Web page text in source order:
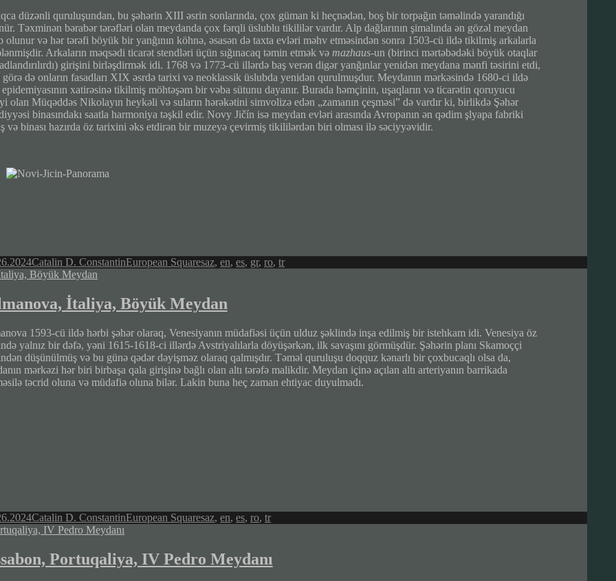
düzənli quruluşundan, bu şəhərin XIII əsrin sonlarında, çox güman ki heçnədən, boş bir torpağın təməlində yarandığı
Təxminən bərabər tərəfləri olan meydanda çox fərqli üslublu tikililər vardır. Alp dağlarının şimalında ən gözəl meydan
olunur və hər tərəfi böyük bir yanğının köhnə, əsasən də taxta evləri məhv etməsindən sonra 1503-cü ildə tikilmiş arkalarla
Arkaların məqsədi ticarət stendləri üçün sığınacaq təmin etmək və mazhaus-un (birinci mərtəbədəki böyük otaqlar
girişini birləşdirmək idi. 1768 və 1773-cü illərdə baş verən digər yanğınlar yenidən meydana mənfi təsirini etdi,
görə də onların fasadları XIX əsrdə tarixi və neoklassik üslubda yenidən qurulmuşdur. Meydanın mərkəsində 1680-ci ildə
xatirəsinə tikilmiş möhtəşəm bir vəba sütunu dayanır. Burada həmçinin, uşaqların və ticarətin qoruyucu
olan Müqəddəs Nikolayın heykəli və suların hərəkətini simvolizə edən „zamanın çeşməsi” də vardır ki, birlikdə Şəhər
binasındakı saatla harmoniya təşkil edir. Novy Jičín isə meydan evləri arasında Avropanın ən qədim şlyapa fabriki
və binası hazırda öz tarixini əks etdirən bir muzeyə çevirmiş tikililərdən biri olması ilə səciyyəvidir.
Author
Catalin D. ConstantinCategories
European SquaresTags
az,en,es, gr,ro,tr
İtaliya, Böyük Meydan
1593-cü ildə hərbi şəhər olaraq, Venesiyanın müdafiəsi üçün ulduz şəklində inşa edilmiş bir istehkam idi. Venesiya öz
yalnız bir dəfə, yəni 1615-1618-ci illərdə Avstriyalılarla döyüşərkən, ilk savaşını görmüşdür. Şəhərin planı Skamoççi
düşünülmüş və bu günə qədər dəyişməz olaraq qalmışdır. Təməl quruluşu doqquz kənarlı bir çoxbucaqlı olsa da,
mərkəzi hər biri birbaşa qala girişinə bağlı olan altı tərəfə malikdir. Meydan içinə açılan altı arteriyanın barrikada
təcrid oluna və müdafiə oluna bilər. Lakin buna heç zaman ehtiyac duyulmadı.
Author
Catalin D. ConstantinCategories
European SquaresTags
az,en,es,ro,tr
Portuqaliya, IV Pedro Meydanı